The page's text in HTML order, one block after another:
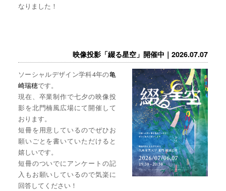
なりました！
映像投影「綴る星空」開催中｜2026.07.07
ソーシャルデザイン学科4年の亀
崎瑞穂です。
現在、卒業制作で七夕の映像投
影を北門楠風広場にて開催して
おります。
短冊を用意しているのでぜひお
願いごとを書いていただけると
嬉しいです。
短冊のついでにアンケートの記
入もお願いしているので気楽に
回答してください！